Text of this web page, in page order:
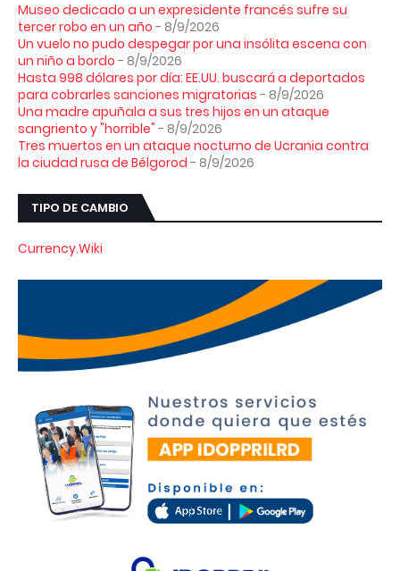
Museo dedicado a un expresidente francés sufre su
tercer robo en un año - 8/9/2026
Un vuelo no pudo despegar por una insólita escena con
un niño a bordo - 8/9/2026
Hasta 998 dólares por día: EE.UU. buscará a deportados
para cobrarles sanciones migratorias - 8/9/2026
Una madre apuñala a sus tres hijos en un ataque
sangriento y "horrible" - 8/9/2026
Tres muertos en un ataque nocturno de Ucrania contra
la ciudad rusa de Bélgorod - 8/9/2026
TIPO DE CAMBIO
Currency.Wiki